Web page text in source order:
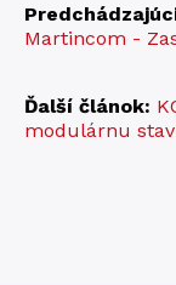
Martincom -
Ďalší článok:
modulárnu